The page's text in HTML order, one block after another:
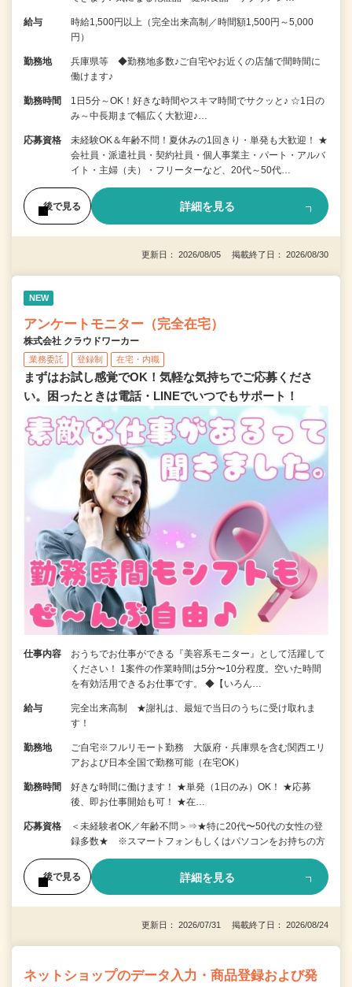
給与
時給1,500円以上（完全出来高制／時間額1,500円～5,000
円）
勤務地
兵庫県等 ◆勤務地多数♪ご自宅やお近くの店舗で間時間に
働けます♪
勤務時間
1日5分～OK！好きな時間やスキマ時間でサクッと♪ ☆1日の
み～中長期まで幅広く大歓迎♪…
応募資格
未経験OK＆年齢不問！夏休みの1回きり・単発も大歓迎！ ★
会社員・派遣社員・契約社員・個人事業主・パート・アルバ
イト・主婦（夫）・フリーターなど、20代～50代…
後で見る 詳細を見る
更新日： 2026/08/05 掲載終了日： 2026/08/30
NEW
アンケートモニター（完全在宅）
株式会社 クラウドワーカー
業務委託 登録制 在宅・内職
まずはお試し感覚でOK！気軽な気持ちでご応募くださ
い。困ったときは電話・LINEでいつでもサポート！
仕事内容
おうちでお仕事ができる『美容系モニター』として活躍して
ください！ 1案件の作業時間は5分〜10分程度。空いた時間
を有効活用できるお仕事です。 ◆【いろん…
給与
完全出来高制 ★謝礼は、最短で当日のうちに受け取れま
す！
勤務地
ご自宅※フルリモート勤務 大阪府・兵庫県を含む関西エリ
アおよび日本全国で勤務可能（在宅OK）
勤務時間
好きな時間に働けます！ ★単発（1日のみ）OK！ ★応募
後、即お仕事開始も可！ ★在…
応募資格
＜未経験者OK／年齢不問＞⇒★特に20代〜50代の女性の登
録多数★ ※スマートフォンもしくはパソコンをお持ちの方
後で見る 詳細を見る
更新日： 2026/07/31 掲載終了日： 2026/08/24
ネットショップのデータ入力・商品登録および発